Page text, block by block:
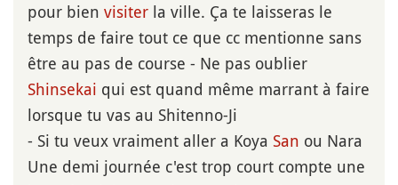
pour bien visiter la ville. Ça te laisseras le
temps de faire tout ce que cc mentionne sans
être au pas de course - Ne pas oublier
Shinsekai qui est quand même marrant à faire
lorsque tu vas au Shitenno-Ji
- Si tu veux vraiment aller a Koya San ou Nara
Une demi journée c'est trop court compte une